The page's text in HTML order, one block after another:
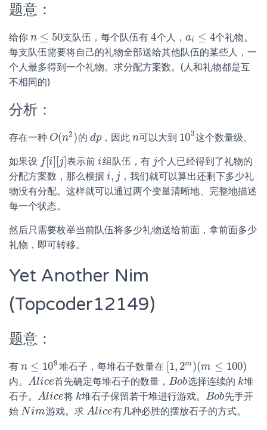
题意：
给你 n ≤ 50
n≤50 支队伍，每个队伍有4
4个人， ai ≤ 4
ai≤ 4
个礼物。
每支队伍需要将自己的礼物全部送给其他队伍的某些人，一
个人最多得到一个礼物。求分配方案数。(人和礼物都是互
不相同的)
分析：
存在一种 O(n2)
O(n2 ) 的 dp
dp，因此n
n可以大到 103
103这个数量级。
如果设 f[i] [j]
f[ ] ] 表示前 i
i 组队伍，有 j
j 个人已经得到了礼物的
分配方案数，那么根据 i, j
i,j ，我们就可以算出还剩下多少礼
物没有分配。这样就可以通过两个变量清晰地、完整地描述
每一个状态。
然后只需要枚举当前队伍将多少礼物送给前面，拿前面多少
礼物，即可转移。
Yet Another Nim
(Topcoder12149)
题意：
有 n ≤ 109
n≤109 堆石子，每堆石子数量在 [1, 2m)(m ≤ 100)
1, 2m )(m≤ 100)
内。 Alice
Alice 首先确定每堆石子的数量，Bob
Bob选择连续的 k
k堆
石子。 Alice
Alice 将 k
k堆石子保留若干堆进行游戏。Bob
Bob先手开
始 Nim
Nim 游戏。求 Alice
Alice 有几种必胜的摆放石子的方式。